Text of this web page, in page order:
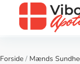
Forside / Mænds